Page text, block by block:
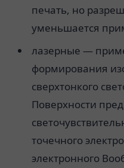
печать, но
уменьшается
лазерные —
формирования
сверхтонкого
Поверхности
точечного
электронного